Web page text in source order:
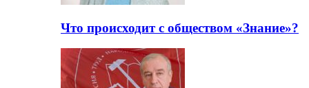
Что происходит с обществом «Знание»?